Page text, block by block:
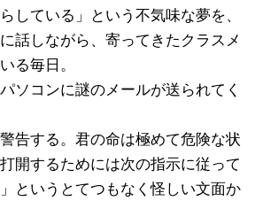
している」という不気味な夢を、
話しながら、寄ってきたクラスメ
る毎日。
ソコンに謎のメールが送られてく
告する。君の命は極めて危険な状
開するためには次の指示に従って
というとてつもなく怪しい文面か